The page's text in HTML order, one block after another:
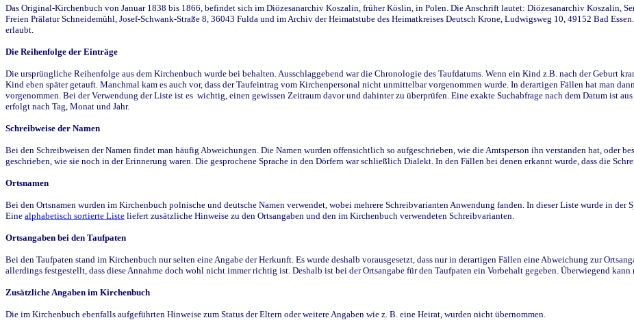
Das Original-Kirchenbuch von Januar 1838 bis 1866, befindet sich im Diözesanarchiv Koszalin, früher Köslin, in Polen. Die Anschrift lautet: Diözesanarchiv Koszalin,
Freien Prälatur Schneidemühl, Josef-Schwank-Straße 8, 36043 Fulda und im Archiv der Heimatstube des Heimatkreises Deutsch Krone, Ludwigsweg 10, 49152 Bad
erlaubt.
Die Reihenfolge der Einträge
Die ursprüngliche Reihenfolge aus dem Kirchenbuch wurde bei behalten. Ausschlaggebend war die Chronologie des Taufdatums. Wenn ein Kind z.B. nach der Geburt
Kind eben später getauft. Manchmal kam es auch vor, dass der Taufeintrag vom Kirchenpersonal nicht unmittelbar vorgenommen wurde. In derartigen Fällen hat man
vorgenommen. Bei der Verwendung der Liste ist es wichtig, einen gewissen Zeitraum davor und dahinter zu überprüfen. Eine exakte Suchabfrage nach dem Datum ist
erfolgt nach Tag, Monat und Jahr.
Schreibweise der Namen
Bei den Schreibweisen der Namen findet man häufig Abweichungen. Die Namen wurden offensichtlich so aufgeschrieben, wie die Amtsperson ihn verstanden hat, oder
geschrieben, wie sie noch in der Erinnerung waren. Die gesprochene Sprache in den Dörfern war schließlich Dialekt. In den Fällen bei denen erkannt wurde, dass die
Ortsnamen
Bei den Ortsnamen wurden im Kirchenbuch polnische und deutsche Namen verwendet, wobei mehrere Schreibvarianten Anwendung fanden. In dieser Liste wurde in der
Eine alphabetisch sortierte Liste liefert zusätzliche Hinweise zu den Ortsangaben und den im Kirchenbuch verwendeten Schreibvarianten.
Ortsangaben bei den Taufpaten
Bei den Taufpaten stand im Kirchenbuch nur selten eine Angabe der Herkunft. Es wurde deshalb vorausgesetzt, dass nur in derartigen Fällen eine Abweichung zur
allerdings festgestellt, dass diese Annahme doch wohl nicht immer richtig ist. Deshalb ist bei der Ortsangabe für den Taufpaten ein Vorbehalt gegeben. Überwiegend
Zusätzliche Angaben im Kirchenbuch
Die im Kirchenbuch ebenfalls aufgeführten Hinweise zum Status der Eltern oder weitere Angaben wie z. B. eine Heirat, wurden nicht übernommen.